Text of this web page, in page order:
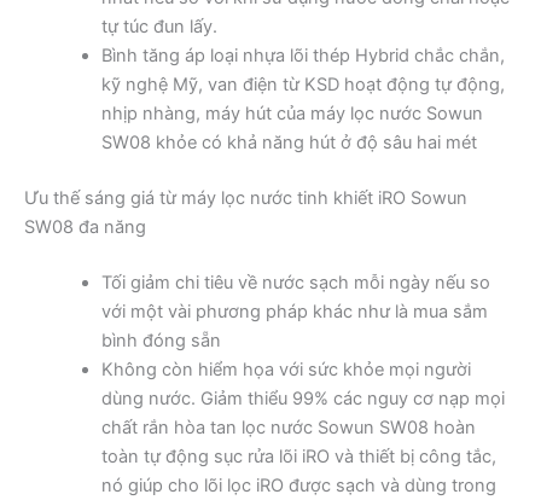
tự túc đun lấy.
Bình tăng áp loại nhựa lõi thép Hybrid chắc chắn,
kỹ nghệ Mỹ, van điện từ KSD hoạt động tự động,
nhịp nhàng, máy hút của máy lọc nước Sowun
SW08 khỏe có khả năng hút ở độ sâu hai mét
Ưu thế sáng giá từ máy lọc nước tinh khiết iRO Sowun
SW08 đa năng
Tối giảm chi tiêu về nước sạch mỗi ngày nếu so
với một vài phương pháp khác như là mua sắm
bình đóng sẵn
Không còn hiểm họa với sức khỏe mọi người
dùng nước. Giảm thiểu 99% các nguy cơ nạp mọi
chất rắn hòa tan lọc nước Sowun SW08 hoàn
toàn tự động sục rửa lõi iRO và thiết bị công tắc,
nó giúp cho lõi lọc iRO được sạch và dùng trong